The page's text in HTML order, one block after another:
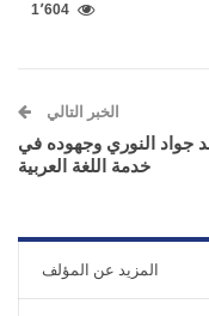
1٬604
الخبر التالي
جواد النوري وجهوده في
خدمة اللغة العربية
المزيد عن المؤلف